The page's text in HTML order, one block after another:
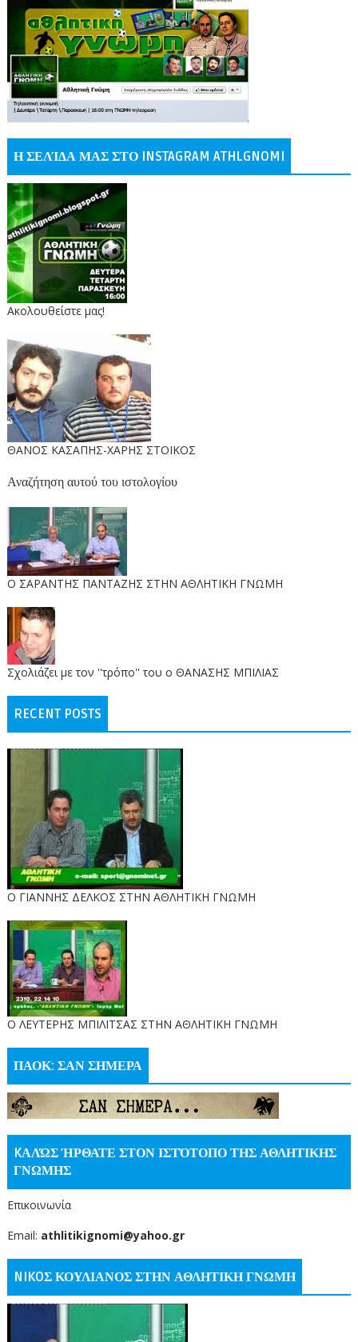
Η ΣΕΛΊΔΑ ΜΑΣ ΣΤΟ INSTAGRAM ATHLGNOMI
Ακολουθείστε μας!
ΘΑΝΟΣ ΚΑΣΑΠΗΣ-ΧΑΡΗΣ ΣΤΟΙΚΟΣ
Αναζήτηση αυτού του ιστολογίου
O ΣΑΡΑΝΤΗΣ ΠΑΝΤΑΖΗΣ ΣΤΗΝ ΑΘΛΗΤΙΚΗ ΓΝΩΜΗ
Σχολιάζει με τον ''τρόπο'' του ο ΘΑΝΑΣΗΣ ΜΠΙΛΙΑΣ
RECENT POSTS
Ο ΓΙΑΝΝΗΣ ΔΕΛΚΟΣ ΣΤΗΝ ΑΘΛΗΤΙΚΗ ΓΝΩΜΗ
O ΛΕΥΤΕΡΗΣ ΜΠΙΛΙΤΣΑΣ ΣΤΗΝ ΑΘΛΗΤΙΚΗ ΓΝΩΜΗ
ΠΑΟΚ: ΣΑΝ ΣΗΜΕΡΑ
KΑΛΏΣ ΉΡΘΑΤΕ ΣΤΟΝ ΙΣΤΌΤΟΠΟ ΤΗΣ ΑΘΛΗΤΙΚΗΣ
ΓΝΩΜΗΣ
Επικοινωνία
Email: athlitikignomi@yahoo.gr
NIKOΣ ΚΟΥΛΙΑΝΟΣ ΣΤΗΝ ΑΘΛΗΤΙΚΗ ΓΝΩΜΗ